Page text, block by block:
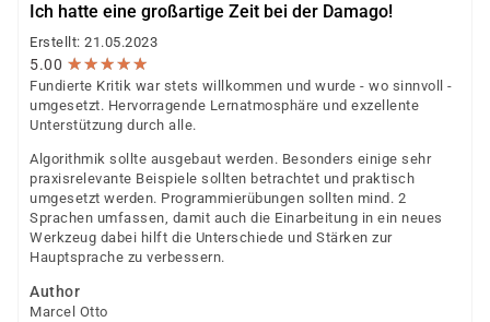
Ich hatte eine großartige Zeit bei der Damago!
Erstellt: 21.05.2023
5.00 ★★★★★
★★★★★
Fundierte Kritik war stets willkommen und wurde - wo sinnvoll -
umgesetzt. Hervorragende Lernatmosphäre und exzellente
Unterstützung durch alle.
Algorithmik sollte ausgebaut werden. Besonders einige sehr
praxisrelevante Beispiele sollten betrachtet und praktisch
umgesetzt werden. Programmierübungen sollten mind. 2
Sprachen umfassen, damit auch die Einarbeitung in ein neues
Werkzeug dabei hilft die Unterschiede und Stärken zur
Hauptsprache zu verbessern.
Author
Marcel Otto